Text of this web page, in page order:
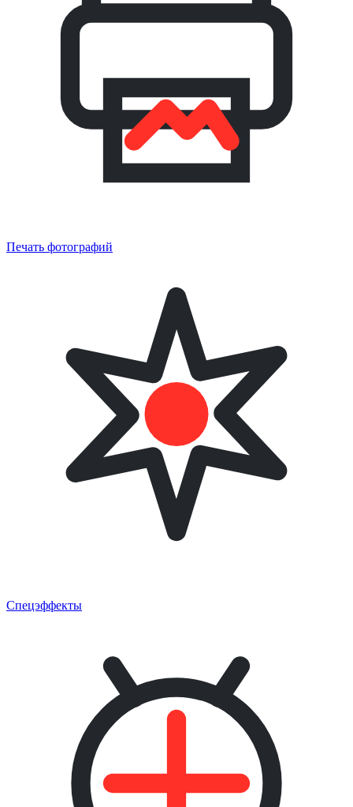
Печать фотографий
Спецэффекты